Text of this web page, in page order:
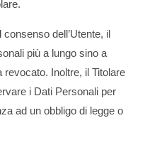
dell’Utente, il
più a lungo sino a
Inoltre, il Titolare
i Dati Personali per
ad un obbligo di legge o